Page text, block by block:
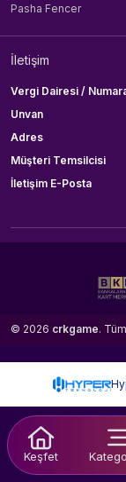
Keşfet
Pasha Fencer
İletişim
Vergi Dairesi /
Unvan
Adres
Müşteri Temsilcisi
İletişim E-Posta
© 2026 crkgame.